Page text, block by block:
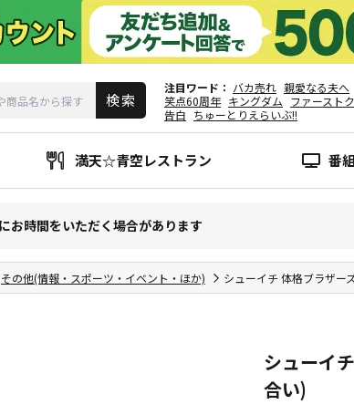
注目ワード バカ売れ 親愛なる夫へ
笑点60周年 キングダム ファースト
告白 ちゅーとりえらいぶ!!
満天☆青空レストラン 番
お時間をいただく場合があります
その他(情報・スポーツ・イベント・ほか) シューイチ 体格ブラザー
シューイ
合い)